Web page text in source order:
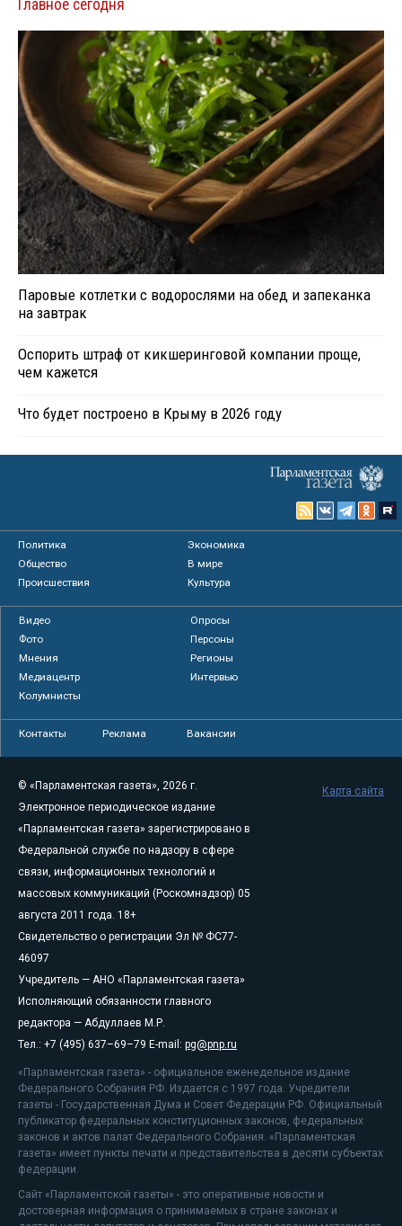
Главное сегодня
Паровые котлетки с водорослями на обед и запеканка
на завтрак
Оспорить штраф от кикшеринговой компании проще,
чем кажется
Что будет построено в Крыму в 2026 году
Политика
Экономика
Общество
В мире
Происшествия
Культура
Видео
Опросы
Фото
Персоны
Мнения
Регионы
Медиацентр
Интервью
Колумнисты
Контакты Реклама Вакансии
© «Парламентская газета», 2026 г.
Электронное периодическое издание
«Парламентская газета» зарегистрировано в
Федеральной службе по надзору в сфере
связи, информационных технологий и
массовых коммуникаций (Роскомнадзор) 05
августа 2011 года. 18+
Свидетельство о регистрации Эл № ФС77-
46097
Учредитель — АНО «Парламентская газета»
Исполняющий обязанности главного
редактора — Абдуллаев М.Р.
Тел.: +7 (495) 637–69–79 E-mail: pg@pnp.ru
«Парламентская газета» - официальное еженедельное издание
Федерального Собрания РФ. Издается с 1997 года. Учредители
газеты - Государственная Дума и Совет Федерации РФ. Официальный
публикатор федеральных конституционных законов, федеральных
законов и актов палат Федерального Собрания. «Парламентская
газета» имеет пункты печати и представительства в десяти субъектах
федерации.
Сайт «Парламентской газеты» - это оперативные новости и
достоверная информация о принимаемых в стране законах и
Карта сайта